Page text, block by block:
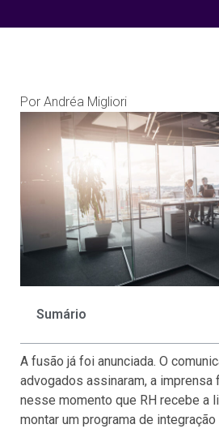
Por Andréa Migliori
Sumário
A fusão já foi anunciada. O
advogados assinaram, a imprensa
nesse momento que RH recebe a
montar um programa de integração